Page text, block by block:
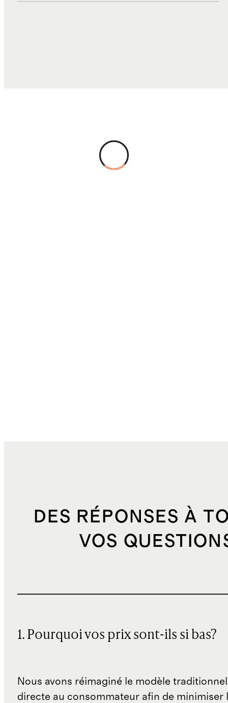
DES RÉPONSES À
VOS
1. Pourquoi vos prix sont-ils si bas?
Nous avons réimaginé le modèle
directe au consommateur afin de minimiser